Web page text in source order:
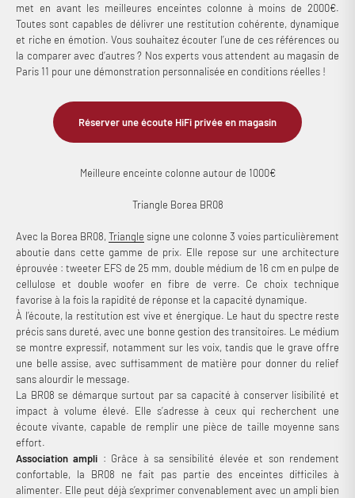
met en avant les meilleures enceintes colonne à moins de 2000€.
Toutes sont capables de délivrer une restitution cohérente, dynamique
et riche en émotion. Vous souhaitez écouter l’une de ces références ou
la comparer avec d’autres ? Nos experts vous attendent au magasin de
Paris 11 pour une démonstration personnalisée en conditions réelles !
Réserver une écoute HiFi privée en magasin
Meilleure enceinte colonne autour de 1000€
Triangle Borea BR08
Avec la Borea BR08, Triangle signe une colonne 3 voies particulièrement
aboutie dans cette gamme de prix. Elle repose sur une architecture
éprouvée : tweeter EFS de 25 mm, double médium de 16 cm en pulpe de
cellulose et double woofer en fibre de verre. Ce choix technique
favorise à la fois la rapidité de réponse et la capacité dynamique.
À l’écoute, la restitution est vive et énergique. Le haut du spectre reste
précis sans dureté, avec une bonne gestion des transitoires. Le médium
se montre expressif, notamment sur les voix, tandis que le grave offre
une belle assise, avec suffisamment de matière pour donner du relief
sans alourdir le message.
La BR08 se démarque surtout par sa capacité à conserver lisibilité et
impact à volume élevé. Elle s’adresse à ceux qui recherchent une
écoute vivante, capable de remplir une pièce de taille moyenne sans
effort.
Association ampli : Grâce à sa sensibilité élevée et son rendement
confortable, la BR08 ne fait pas partie des enceintes difficiles à
alimenter. Elle peut déjà s’exprimer convenablement avec un ampli bien